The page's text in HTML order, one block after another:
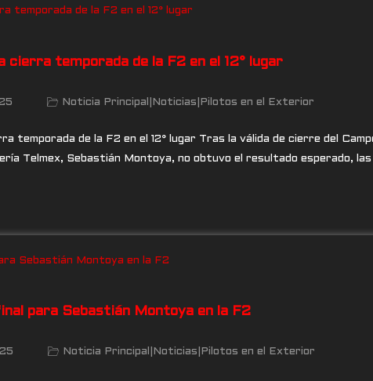
cierra temporada de la F2 en el 12° lugar
Noticia Principal Noticias Pilotos en el Exterior
temporada de la F2 en el 12° lugar Tras la válida de cierre del
Telmex, Sebastián Montoya, no obtuvo el resultado esperado,
para Sebastián Montoya en la F2
Noticia Principal Noticias Pilotos en el Exterior